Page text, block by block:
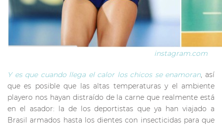
instagram.com
Y es que cuando llega el calor los chicos se enamoran, así
que es posible que las altas temperaturas y el ambiente
playero nos hayan distraído de la carne que realmente está
en el asador: la de los deportistas que ya han viajado a
Brasil armados hasta los dientes con insecticidas para que